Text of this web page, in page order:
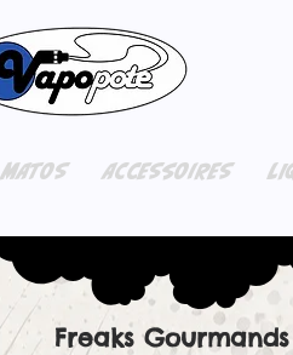
MATOS ACCESSOIRES
Freaks